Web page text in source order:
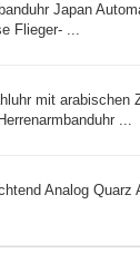
Japan
Flieger- ...
mit arabischen
...
Analog Quarz